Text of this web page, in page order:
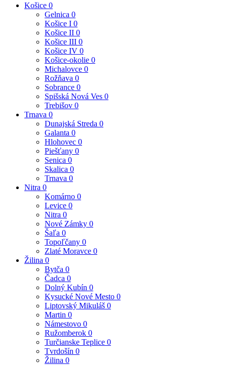
Košice 0
Gelnica 0
Košice I 0
Košice II 0
Košice III 0
Košice IV 0
Košice-okolie 0
Michalovce 0
Rožňava 0
Sobrance 0
Spišská Nová Ves 0
Trebišov 0
Trnava 0
Dunajská Streda 0
Galanta 0
Hlohovec 0
Piešťany 0
Senica 0
Skalica 0
Trnava 0
Nitra 0
Komárno 0
Levice 0
Nitra 0
Nové Zámky 0
Šaľa 0
Topoľčany 0
Zlaté Moravce 0
Žilina 0
Bytča 0
Čadca 0
Dolný Kubín 0
Kysucké Nové Mesto 0
Liptovský Mikuláš 0
Martin 0
Námestovo 0
Ružomberok 0
Turčianske Teplice 0
Tvrdošín 0
Žilina 0